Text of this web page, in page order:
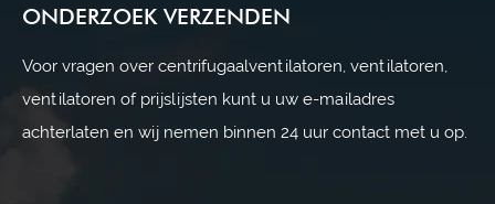
industriële
ONDERZOEK VERZENDEN
Voor vragen over centrifugaalventilatoren, ventilatoren,
ventilatoren of prijslijsten kunt u uw e-mailadres
achterlaten en wij nemen binnen 24 uur contact met u op.